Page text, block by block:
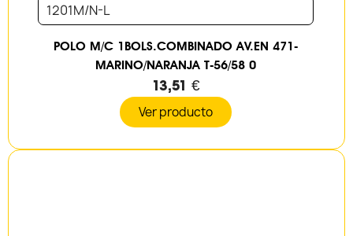
1201M/N-L
POLO M/C 1BOLS.COMBINADO AV.EN 471-
MARINO/NARANJA T-56/58 0
13,51 €
Ver producto